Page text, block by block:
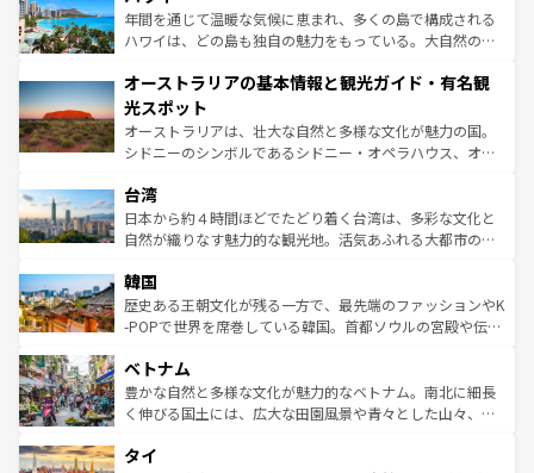
ンメントが詰まった刺激的なスポットだ。一方、アメリカ
西部には大自然が広がり、グランドキャニオンやイエロー
部のニューオーリンズでは、音楽と美食が融合した独特の
文化が魅力。旅行者はアメリカの各地域で異なる魅力を楽
しみながら、その多様性と豊かな歴史を感じることができ
るだろう。車でのロードトリップや列車の旅も、アメリカ
情報は
年間を通じて温暖な気候に恵まれ、多くの島で構成される
ハワイは、どの島も独自の魅力をもっている。大自然の神
ワイ島は見逃せない。また、定番の観光地といえばオアフ
島だが、静かな自然を求めるならマウイ島やカウアイ島が
おすすめ。エメラルドグリーンに輝く海をはじめ、豊かな
文化や歴史が息づいている。「アロハスピリット」と呼ば
人々、おいしいローカルフードやハワイアンミュージッ
ク、伝統的なフラダンスなど、すべてがハワイの魅力を彩
っている。訪れるたびに新しい発見と感動が待っているハ
はコンテンツ一覧
オーストラリアの基本情報と観光ガイド・有名観
光スポット
オーストラリアは、壮大な自然と多様な文化が魅力の国。
シドニーのシンボルであるシドニー・オペラハウス、オー
リアリーフや大陸中央部にそびえるウルル（エアーズロッ
ク）、タスマニアの美しい原生林やケアンズの熱帯雨林な
ど、見どころがたくさん。また、カフェやワイン、オージ
いる。アクティビティも充実しており、サーフィンやダイ
ビング、ハイキングなど、アウトドア好きにはたまらな
い。オーストラリアの多彩な魅力を存分に味わいつくそ
参照してほしい。
台湾
日本から約４時間ほどでたどり着く台湾は、多彩な文化と
自然が織りなす魅力的な観光地。活気あふれる大都市の台
ン）、静ひつな山岳地帯である台湾東部など、都市の喧騒
と山間の静けさが共存しており、訪れる人に新しい発見と
驚きをもたらしてくれる。また、奥深い台湾の食文化も魅
容にもいいと評判のスイーツなど、バラエティ豊かな料理
が味わえる。 なお、新着の台湾情報は コンテンツ一覧を参
照してほしい。
韓国
歴史ある王朝文化が残る一方で、最先端のファッションやK
-POPで世界を席巻している韓国。首都ソウルの宮殿や伝統
き、地方に足を延ばせば四季折々の自然美を楽しむことが
できる。そして、キムチや焼肉、絶品のストリートフード
まで、さまざまな韓国料理が待っている。夜には、韓国な
リティに包まれながら、韓国の多彩な魅力を心ゆくまで味
ベトナム
豊かな自然と多様な文化が魅力的なベトナム。南北に細長
く伸びる国土には、広大な田園風景や青々とした山々、世
急速な発展と共に伝統が息づく。ハノイの古い町並みやホ
タイ